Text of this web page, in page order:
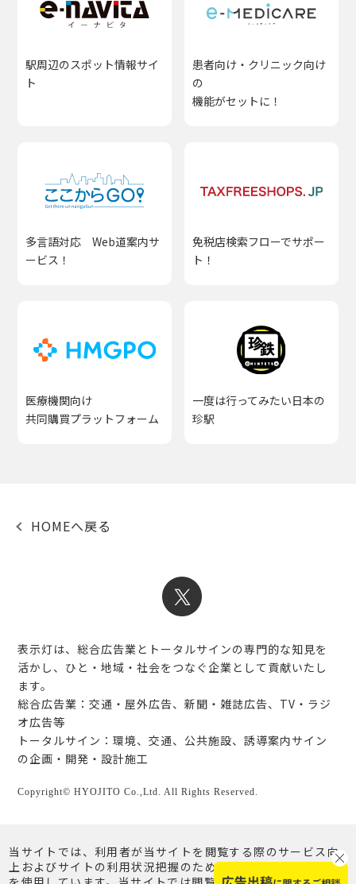
駅周辺のスポット情報サイ
ト
患者向け・クリニック向け
の
機能がセットに！
多言語対応 Web道案内サ
ービス！
免税店検索フローでサポー
ト！
医療機関向け
共同購買プラットフォーム
一度は行ってみたい日本の
珍駅
HOMEへ戻る
表示灯は、総合広告業とトータルサインの専門的な知見を
活かし、ひと・地域・社会をつなぐ企業として貢献いたし
ます。
総合広告業：交通・屋外広告、新聞・雑誌広告、TV・ラジ
オ広告等
トータルサイン：環境、交通、公共施設、誘導案内サイン
の企画・開発・設計施工
Copyright© HYOJITO Co.,Ltd. All Rights Reserved.
当サイトでは、利用者が当サイトを閲覧する際のサービス向
上およびサイトの利用状況把握のため、クッキー（Cookie）